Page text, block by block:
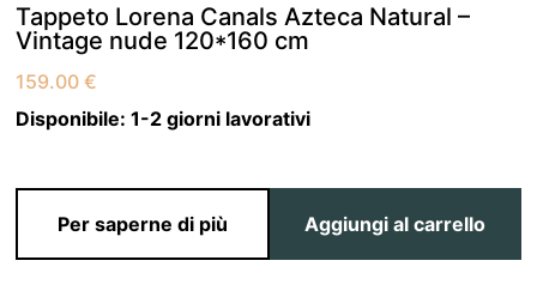
Tappeto Lorena Canals Azteca Natural –
Vintage nude 120*160 cm
159.00€
Disponibile:1-2 giorni lavorativi
Per saperne di più Aggiungi al carrello